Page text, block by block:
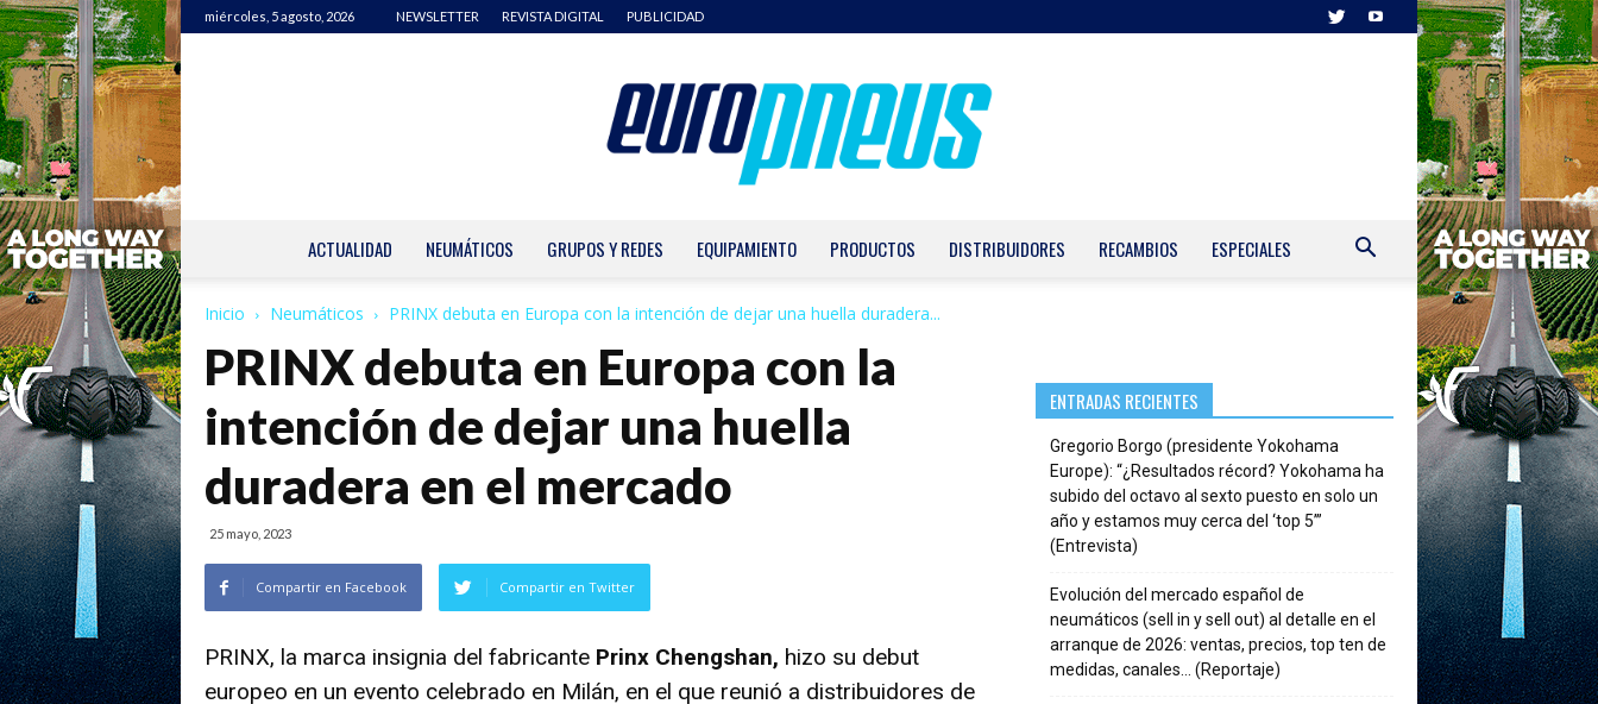
miércoles, 5 agosto, 2026 NEWSLETTER REVISTA DIGITAL PUBLICIDAD
ACTUALIDAD NEUMÁTICOS GRUPOS Y REDES EQUIPAMIENTO PRODUCTOS DISTRIBUIDORES RECAMBIOS ESPECIALES
Inicio Neumáticos PRINX debuta en Europa con la intención de dejar una huella duradera...
PRINX debuta en Europa con la
intención de dejar una huella
duradera en el mercado
25 mayo, 2023
Compartir en Facebook Compartir en Twitter
PRINX, la marca insignia del fabricante Prinx Chengshan, hizo su debut
europeo en un evento celebrado en Milán, en el que reunió a distribuidores de
ENTRADAS RECIENTES
Gregorio Borgo (presidente Yokohama
Europe): “¿Resultados récord? Yokohama ha
subido del octavo al sexto puesto en solo un
año y estamos muy cerca del ‘top 5’”
(Entrevista)
Evolución del mercado español de
neumáticos (sell in y sell out) al detalle en el
arranque de 2026: ventas, precios, top ten de
medidas, canales… (Reportaje)